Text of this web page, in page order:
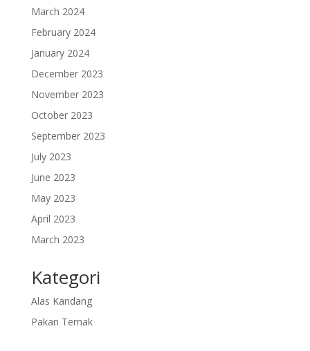
March 2024
February 2024
January 2024
December 2023
November 2023
October 2023
September 2023
July 2023
June 2023
May 2023
April 2023
March 2023
Kategori
Alas Kandang
Pakan Ternak